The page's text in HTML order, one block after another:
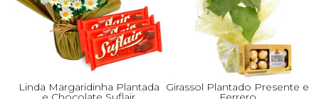
Linda Margaridinha Plantada Girassol Plantado Presente e